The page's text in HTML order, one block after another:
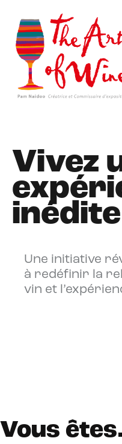
Vivez
inédite
Une initiative
à redéfinir la
vin et
Vous